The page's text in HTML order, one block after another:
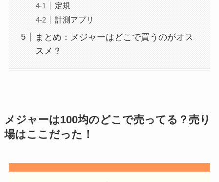
定規
計測アプリ
まとめ：メジャーはどこで買うのがオス
スメ？
メジャーは100均のどこで売ってる？売り
場はここだった！